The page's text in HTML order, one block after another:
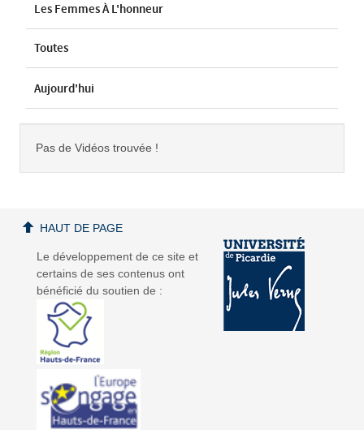
Les Femmes À L'honneur
Toutes
Aujourd'hui
Pas de Vidéos trouvée !
Le développement de ce site et
certains de ses contenus ont
bénéficié du soutien de :
HAUT DE PAGE